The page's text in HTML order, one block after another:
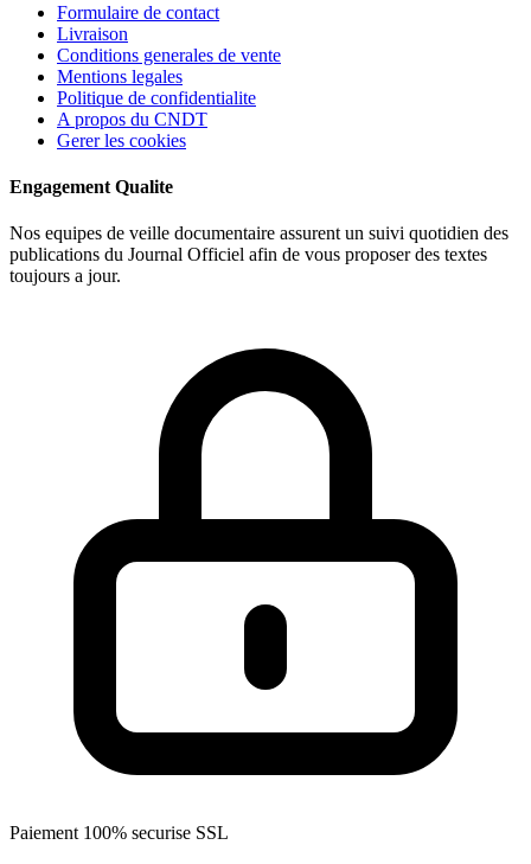
Formulaire de contact
Livraison
Conditions generales de vente
Mentions legales
Politique de confidentialite
A propos du CNDT
Gerer les cookies
Engagement Qualite
Nos equipes de veille documentaire assurent un suivi quotidien des
publications du Journal Officiel afin de vous proposer des textes
toujours a jour.
Paiement 100% securise SSL